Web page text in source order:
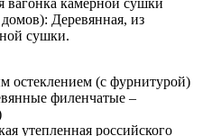
вагонка камерной сушки
Деревянная, из
сушки.
остеклением (с фурнитурой)
филенчатые –
утепленная российского